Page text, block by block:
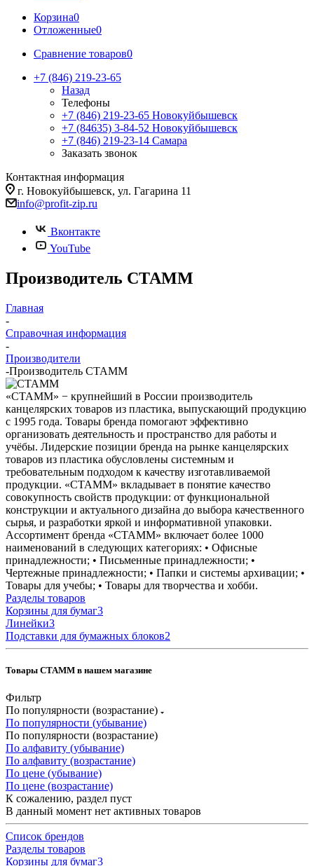
Корзина0
Отложенные0
Сравнение товаров0
+7 (846) 219-23-65
Назад
Телефоны
+7 (846) 219-23-65 Новокуйбышевск
+7 (84635) 3-84-52 Новокуйбышевск
+7 (846) 219-23-14 Самара
Заказать звонок
Контактная информация
г. Новокуйбышевск, ул. Гагарина 11
info@profit-zip.ru
Вконтакте
YouTube
Производитель СТАММ
Главная
-
Справочная информация
-
Производители
-Производитель СТАММ
«СТАММ» − крупнейший в России производитель
канцелярских товаров из пластика, выпускающий продукцию
с 1995 года. Товары бренда помогают эффективно
организовать деятельность и пространство для работы и
учёбы. Лидерские позиции бренда на рынке канцелярских
товаров из пластика обусловлены системным и
требовательным подходом к качеству изготавливаемой
продукции. «СТАММ» вкладывает в понятие качество
совокупность свойств продукции: от функциональной
конструкции и актуального дизайна до выбора качественного
сырья, и разработки яркой и информативной упаковки.
Ассортимент бренда «СТАММ» включает более 1000
наименований в следующих категориях: • Офисные
принадлежности; • Письменные принадлежности; •
Чертежные принадлежности; • Папки и системы архивации; •
Товары для учебы; • Товары для творчества и хобби.
Разделы товаров
Корзины для бумаг3
Линейки3
Подставки для бумажных блоков2
Товары СТАММ в нашем магазине
Фильтр
По популярности (возрастание)
По популярности (убывание)
По популярности (возрастание)
По алфавиту (убывание)
По алфавиту (возрастание)
По цене (убывание)
По цене (возрастание)
К сожалению, раздел пуст
В данный момент нет активных товаров
Список брендов
Разделы товаров
Корзины для бумаг3